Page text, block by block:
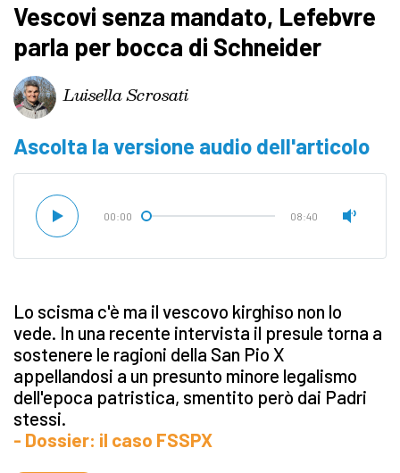
Vescovi senza mandato, Lefebvre
parla per bocca di Schneider
Luisella Scrosati
Ascolta la versione audio dell'articolo
00:00 08:40
Lo scisma c'è ma il vescovo kirghiso non lo
vede. In una recente intervista il presule torna a
sostenere le ragioni della San Pio X
appellandosi a un presunto minore legalismo
dell'epoca patristica, smentito però dai Padri
stessi.
- Dossier: il caso FSSPX